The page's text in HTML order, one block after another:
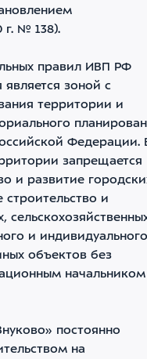
г. № 138).
правил ИВП РФ
зоной с
территории и
Федерации.
запрещается
и развитие
строительство и
и индивидуального
объектов без
начальником
постоянно
на